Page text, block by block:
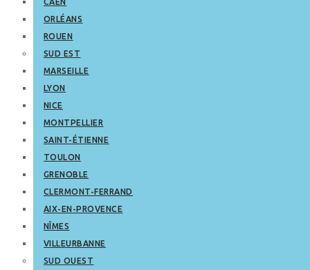
ORLÉANS
ROUEN
SUD EST
MARSEILLE
LYON
NICE
MONTPELLIER
SAINT-ÉTIENNE
TOULON
GRENOBLE
CLERMONT-FERRAND
AIX-EN-PROVENCE
NÎMES
VILLEURBANNE
SUD OUEST